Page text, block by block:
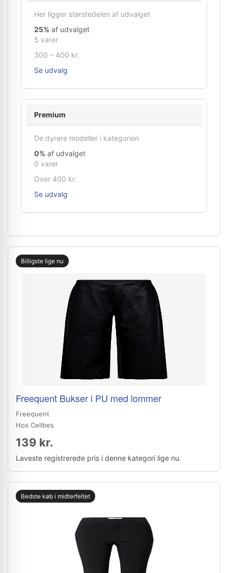
Her ligger størstedelen af udvalget
25% af udvalget
5 varer
300 – 400 kr.
Se udvalg
Premium
De dyrere modeller i kategorien
0% af udvalget
0 varer
Over 400 kr.
Se udvalg
Billigste lige nu
Freequent Bukser i PU med lommer
Freequent
Hos Cellbes
139 kr.
Laveste registrerede pris i denne kategori lige nu.
Bedste køb i midterfeltet